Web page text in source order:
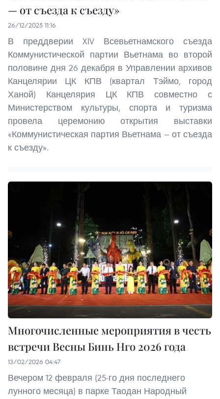
— от съезда к съезду»
26/12/2025 11:16
В преддверии XIV Всевьетнамского съезда
Коммунистической партии Вьетнама во второй
половине дня 26 декабря в Управлении архивов
Канцелярии ЦК КПВ (квартал Тэймо, город
Ханой) Канцелярия ЦК КПВ совместно с
Министерством культуры, спорта и туризма
провела церемонию открытия выставки
«Коммунистическая партия Вьетнама — от съезда
к съезду».
Многочисленные мероприятия в честь
встречи Весны Бинь Нго 2026 года
13/02/2026 04:47
Вечером 12 февраля (25-го дня последнего
лунного месяца) в парке Таодан Народный